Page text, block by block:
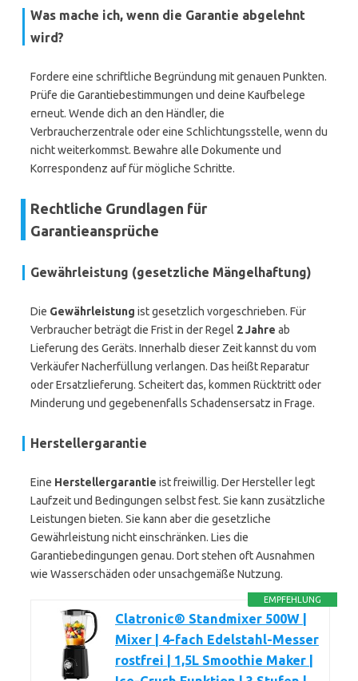
Was mache ich, wenn die Garantie abgelehnt
wird?
Fordere eine schriftliche Begründung mit genauen Punkten.
Prüfe die Garantiebestimmungen und deine Kaufbelege
erneut. Wende dich an den Händler, die
Verbraucherzentrale oder eine Schlichtungsstelle, wenn du
nicht weiterkommst. Bewahre alle Dokumente und
Korrespondenz auf für mögliche Schritte.
Rechtliche Grundlagen für
Garantieansprüche
Gewährleistung (gesetzliche Mängelhaftung)
Die Gewährleistung ist gesetzlich vorgeschrieben. Für
Verbraucher beträgt die Frist in der Regel 2 Jahre ab
Lieferung des Geräts. Innerhalb dieser Zeit kannst du vom
Verkäufer Nacherfüllung verlangen. Das heißt Reparatur
oder Ersatzlieferung. Scheitert das, kommen Rücktritt oder
Minderung und gegebenenfalls Schadensersatz in Frage.
Herstellergarantie
Eine Herstellergarantie ist freiwillig. Der Hersteller legt
Laufzeit und Bedingungen selbst fest. Sie kann zusätzliche
Leistungen bieten. Sie kann aber die gesetzliche
Gewährleistung nicht einschränken. Lies die
Garantiebedingungen genau. Dort stehen oft Ausnahmen
wie Wasserschäden oder unsachgemäße Nutzung.
EMPFEHLUNG
Clatronic® Standmixer 500W |
Mixer | 4-fach Edelstahl-Messer
rostfrei | 1,5L Smoothie Maker |